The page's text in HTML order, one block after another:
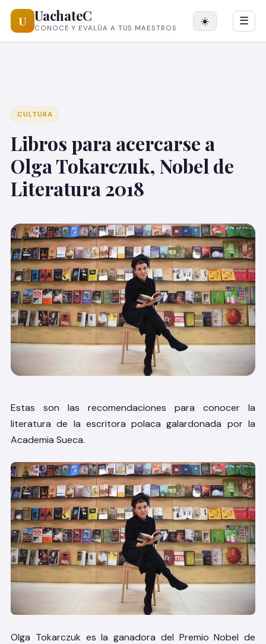
U UachateC
CONOCE Y EVALÚA A TUS MAESTROS
☀️ ☰
CULTURA
Libros para acercarse a
Olga Tokarczuk, Nobel de
Literatura 2018
Estas son las recomendaciones para conocer la
literatura de la escritora polaca galardonada por la
Academia Sueca.
Olga Tokarczuk es la ganadora del Premio Nobel de